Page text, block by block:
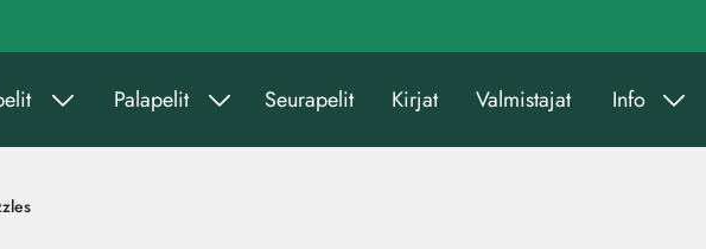
Palapelit Seurapelit Kirjat Valmistajat Info